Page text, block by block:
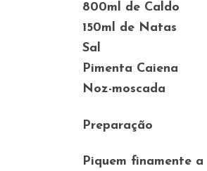
800ml de Caldo
150ml de Natas
Sal
Pimenta Caiena
Noz-moscada
Preparação
Piquem finamente